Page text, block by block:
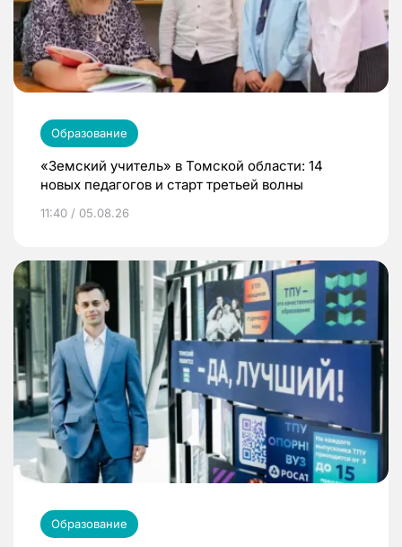
Образование
«Земский учитель» в Томской области: 14
новых педагогов и старт третьей волны
11:40 / 05.08.26
Образование